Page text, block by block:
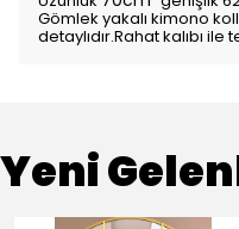
Gömlek yakalı kimono
detaylıdır.Rahat kalıbı
Yeni